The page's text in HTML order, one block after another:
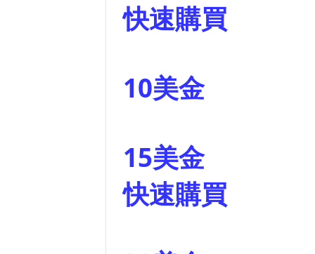
快速購買
10美金
15美金
快速購買